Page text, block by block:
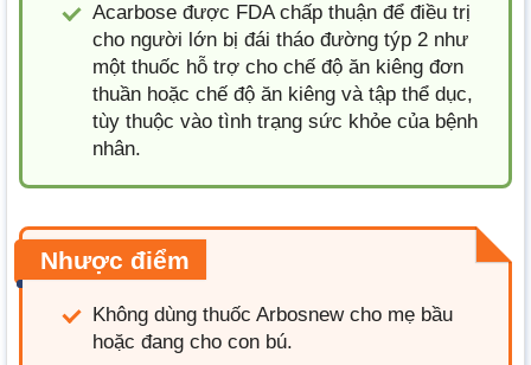
Acarbose được FDA chấp thuận để điều trị
cho người lớn bị đái tháo đường týp 2 như
một thuốc hỗ trợ cho chế độ ăn kiêng đơn
thuần hoặc chế độ ăn kiêng và tập thể dục,
tùy thuộc vào tình trạng sức khỏe của bệnh
nhân.
Nhược điểm
Không dùng thuốc Arbosnew cho mẹ bầu
hoặc đang cho con bú.